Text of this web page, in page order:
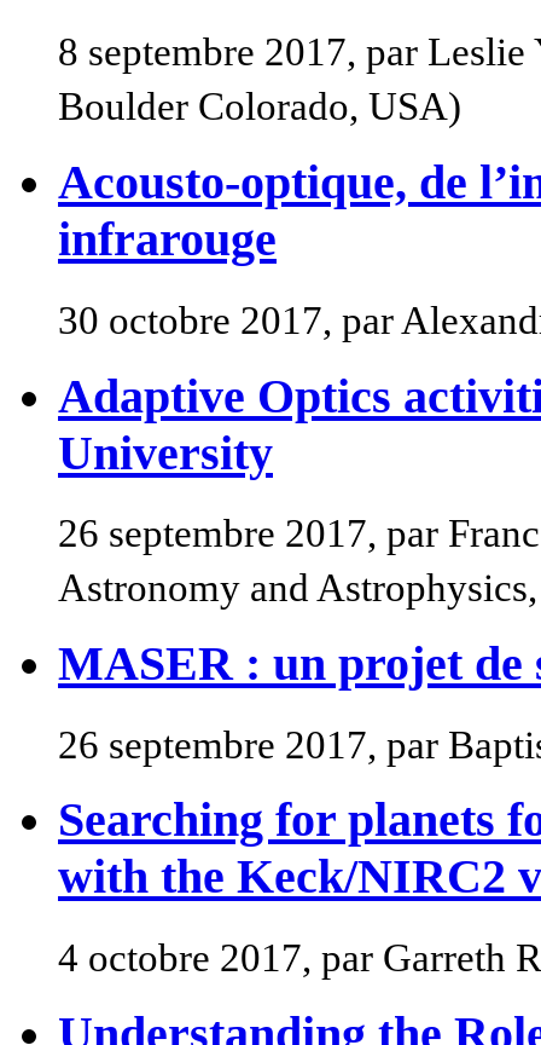
8 septembre 2017, par
Boulder Colorado, USA)
Acousto-optique, de
infrarouge
30 octobre 2017, par
Adaptive Optics
University
26 septembre 2017, par
Astronomy and
MASER : un projet de
26 septembre 2017, par
Searching for planets
with the Keck/NIRC2
4 octobre 2017, par Garreth
Understanding the